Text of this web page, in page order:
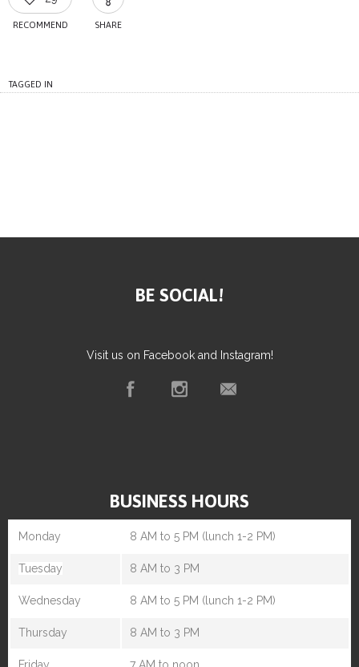
RECOMMEND SHARE
TAGGED IN
BE SOCIAL!
Visit us on Facebook and Instagram!
BUSINESS HOURS
Monday 8 AM to 5 PM (lunch 1-2 PM)
Tuesday 8 AM to 3 PM
Wednesday 8 AM to 5 PM (lunch 1-2 PM)
Thursday 8 AM to 3 PM